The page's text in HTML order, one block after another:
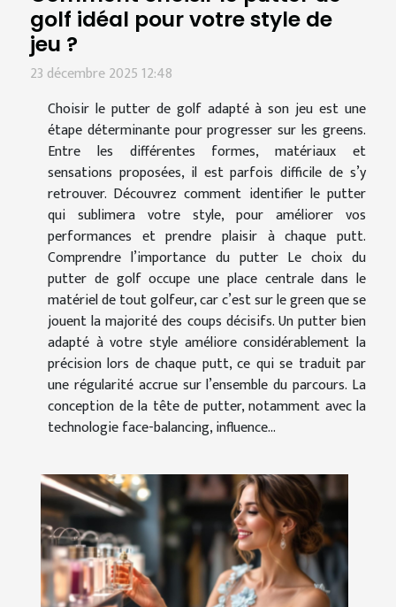
golf idéal pour votre style de
jeu ?
23 décembre 2025 12:48
Choisir le putter de golf adapté à son jeu est une
étape déterminante pour progresser sur les greens.
Entre les différentes formes, matériaux et
sensations proposées, il est parfois difficile de s’y
retrouver. Découvrez comment identifier le putter
qui sublimera votre style, pour améliorer vos
performances et prendre plaisir à chaque putt.
Comprendre l’importance du putter Le choix du
putter de golf occupe une place centrale dans le
matériel de tout golfeur, car c’est sur le green que se
jouent la majorité des coups décisifs. Un putter bien
adapté à votre style améliore considérablement la
précision lors de chaque putt, ce qui se traduit par
une régularité accrue sur l’ensemble du parcours. La
conception de la tête de putter, notamment avec la
technologie face-balancing, influence...